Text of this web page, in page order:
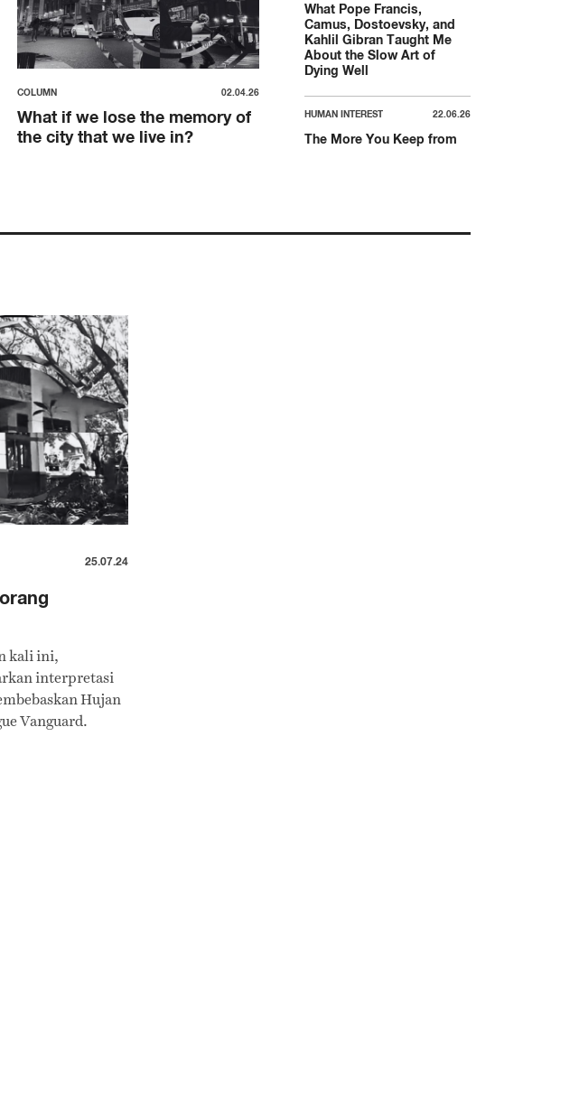
COLUMN 02.04.26
What if we lose the memory of
the city that we live in?
What Pope Francis,
Camus, Dostoevsky, and
Kahlil Gibran Taught Me
About the Slow Art of
Dying Well
HUMAN INTEREST 22.06.26
The More You Keep from
Make Climate Activism
25.07.24
kali ini,
interpretasi
Hujan
Vanguard.